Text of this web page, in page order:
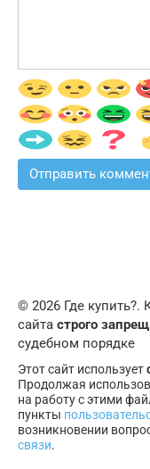
© 2026 Где
сайта строго
судебном порядке
Этот сайт использует
Продолжая
на работу с этими
пункты
возникновении
связи.